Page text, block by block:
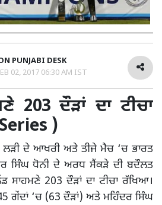
PUNJABI DESK
02, 2017 06:30 AM IST
203 ਦੌੜਾਂ ਦਾ ਟੀਚਾ
)
ਲੜੀ ਦੇ ਆਖਰੀ ਅਤੇ ਤੀਜੇ ਮੈਚ ‘ਚ ਭਾਰਤ
ਸਿੰਘ ਧੋਨੀ ਦੇ ਅਰਧ ਸੈਂਕੜੇ ਦੀ ਬਦੌਲਤ
ਸਾਹਮਣੇ 203 ਦੌੜਾਂ ਦਾ ਟੀਚਾ ਰੱਖਿਆ।
ਗੇਂਦਾਂ ‘ਚ (63 ਦੌੜਾਂ) ਅਤੇ ਮਹਿੰਦਰ ਸਿੰਘ